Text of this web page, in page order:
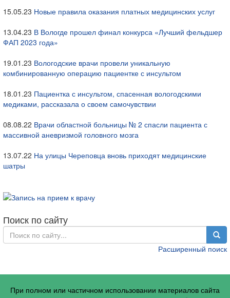
15.05.23 Новые правила оказания платных медицинских услуг
13.04.23 В Вологде прошел финал конкурса «Лучший фельдшер
ФАП 2023 года»
19.01.23 Вологодские врачи провели уникальную
комбинированную операцию пациентке с инсультом
18.01.23 Пациентка с инсультом, спасенная вологодскими
медиками, рассказала о своем самочувствии
08.08.22 Врачи областной больницы № 2 спасли пациента с
массивной аневризмой головного мозга
13.07.22 На улицы Череповца вновь приходят медицинские
шатры
Поиск по сайту
Расширенный поиск
При полном или частичном использовании материалов сайта